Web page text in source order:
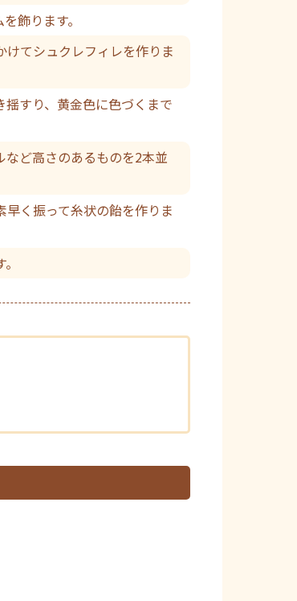
飾ります。
てシュクレフィレを作りま
すり、黄金色に色づくまで
ど高さのあるものを2本並
く振って糸状の飴を作りま